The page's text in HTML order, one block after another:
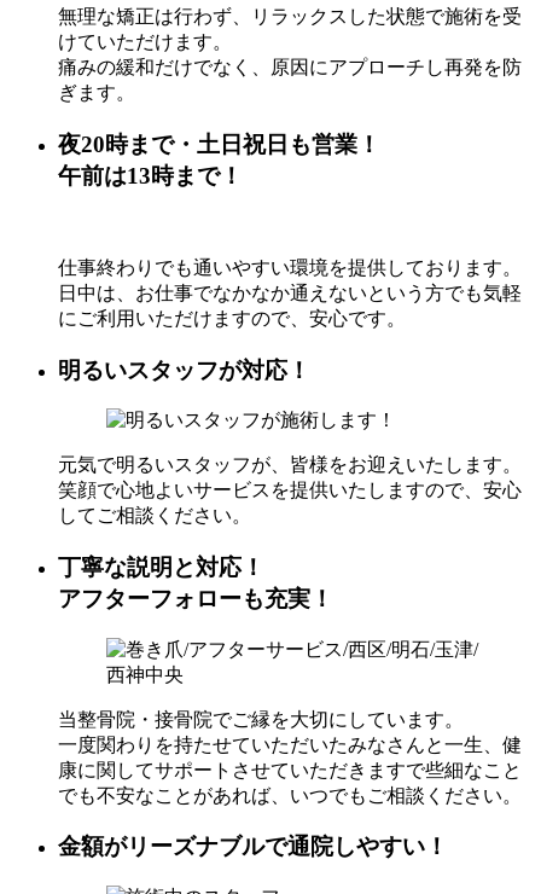
無理な矯正は行わず、リラックスした状態で施術を受
けていただけます。
痛みの緩和だけでなく、原因にアプローチし再発を防
ぎます。
夜20時まで・土日祝日も営業！
午前は13時まで！
仕事終わりでも通いやすい環境を提供しております。
日中は、お仕事でなかなか通えないという方でも気軽
にご利用いただけますので、安心です。
明るいスタッフが対応！
元気で明るいスタッフが、皆様をお迎えいたします。
笑顔で心地よいサービスを提供いたしますので、安心
してご相談ください。
丁寧な説明と対応！
アフターフォローも充実！
当整骨院・接骨院でご縁を大切にしています。
一度関わりを持たせていただいたみなさんと一生、健
康に関してサポートさせていただきますで些細なこと
でも不安なことがあれば、いつでもご相談ください。
金額がリーズナブルで通院しやすい！